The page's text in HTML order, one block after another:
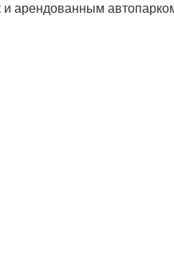
и арендованным